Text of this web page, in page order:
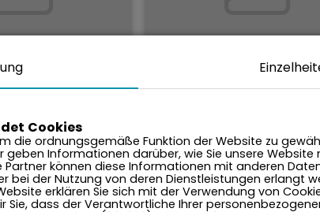
PLN
für 4
1 Zimmerwohnung für 4
Personen
Cookies
die ordnungsgemäße Funktion der Website zu
geben Informationen darüber, wie Sie unsere Website
Partner können diese Informationen mit anderen
bei der Nutzung von deren Dienstleistungen erlangt
erklären Sie sich mit der Verwendung von
Sie, dass der Verantwortliche Ihrer